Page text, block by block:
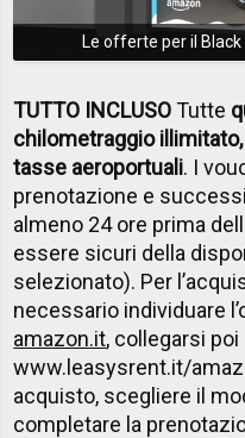
Le offerte per il Black
TUTTO INCLUSOTutte
chilometraggio
tasse aeroportuali. I
prenotazione e
almeno 24 ore prima
essere sicuri della
selezionato). Per
necessario individuare
amazon.it, collegarsi
www.leasysrent.it/
acquisto, scegliere il
completare la